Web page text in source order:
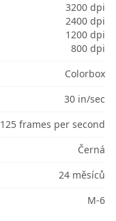
3200 dpi
2400 dpi
1200 dpi
800 dpi
Colorbox
30 in/sec
125 frames per second
Černá
24 měsíců
M-6